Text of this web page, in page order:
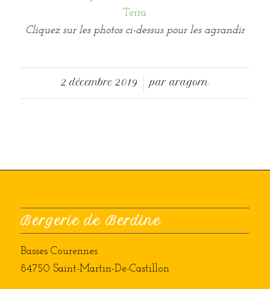
Cliquez sur les photos ci-dessus pour les agrandir
2 décembre 2019
/ pararagorn
Bergerie de Berdine
Basses Courennes
84750 Saint-Martin-De-Castillon